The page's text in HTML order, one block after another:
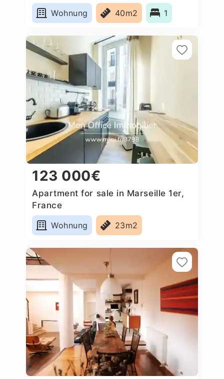
Wohnung
40m2 1
123 000€
Apartment for sale in Marseille 1er,
France
Wohnung
23m2